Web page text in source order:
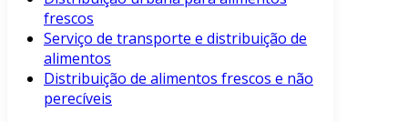
frescos
Serviço de transporte e distribuição de
alimentos
Distribuição de alimentos frescos e não
perecíveis